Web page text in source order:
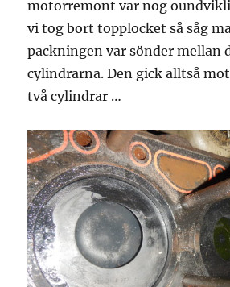
motorremont var nog
vi tog bort topplocket så såg
packningen var sönder mellan
cylindrarna. Den gick alltså
två cylindrar …